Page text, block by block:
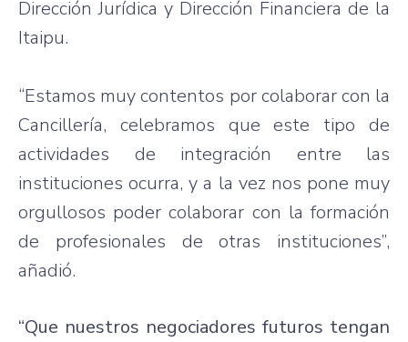
Dirección Jurídica y Dirección Financiera de la
Itaipu.
“Estamos muy contentos por colaborar con la
Cancillería, celebramos que este tipo de
actividades de integración entre las
instituciones ocurra, y a la vez nos pone muy
orgullosos poder colaborar con la formación
de profesionales de otras instituciones”,
añadió.
“Que nuestros negociadores futuros tengan